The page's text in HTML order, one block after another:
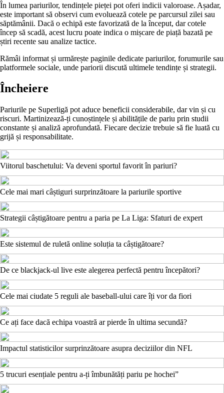
În lumea pariurilor, tendințele pieței pot oferi indicii valoroase. Așadar,
este important să observi cum evoluează cotele pe parcursul zilei sau
săptămânii. Dacă o echipă este favorizată de la început, dar cotele
încep să scadă, acest lucru poate indica o mișcare de piață bazată pe
știri recente sau analize tactice.
Rămâi informat și urmărește paginile dedicate pariurilor, forumurile sau
platformele sociale, unde pariorii discută ultimele tendințe și strategii.
Încheiere
Pariurile pe Superligă pot aduce beneficii considerabile, dar vin și cu
riscuri. Martinizează-ți cunoștințele și abilitățile de pariu prin studii
constante și analiză aprofundată. Fiecare decizie trebuie să fie luată cu
grijă și responsabilitate.
Viitorul baschetului: Va deveni sportul favorit în pariuri?
Cele mai mari câștiguri surprinzătoare la pariurile sportive
Strategii câștigătoare pentru a paria pe La Liga: Sfaturi de expert
Este sistemul de ruletă online soluția ta câștigătoare?
De ce blackjack-ul live este alegerea perfectă pentru începători?
Cele mai ciudate 5 reguli ale baseball-ului care îți vor da fiori
Ce ați face dacă echipa voastră ar pierde în ultima secundă?
Impactul statisticilor surprinzătoare asupra deciziilor din NFL
5 trucuri esențiale pentru a-ți îmbunătăți pariu pe hochei”